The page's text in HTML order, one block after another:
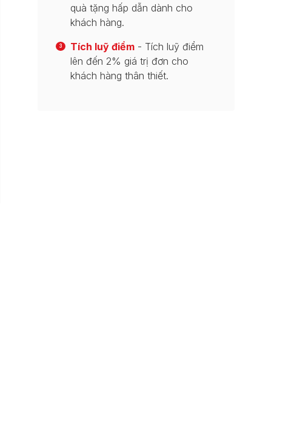
quà tặng hấp dẫn dành cho
khách hàng.
3 Tích luỹ điểm - Tích luỹ điểm
lên đến 2% giá trị đơn cho
khách hàng thân thiết.